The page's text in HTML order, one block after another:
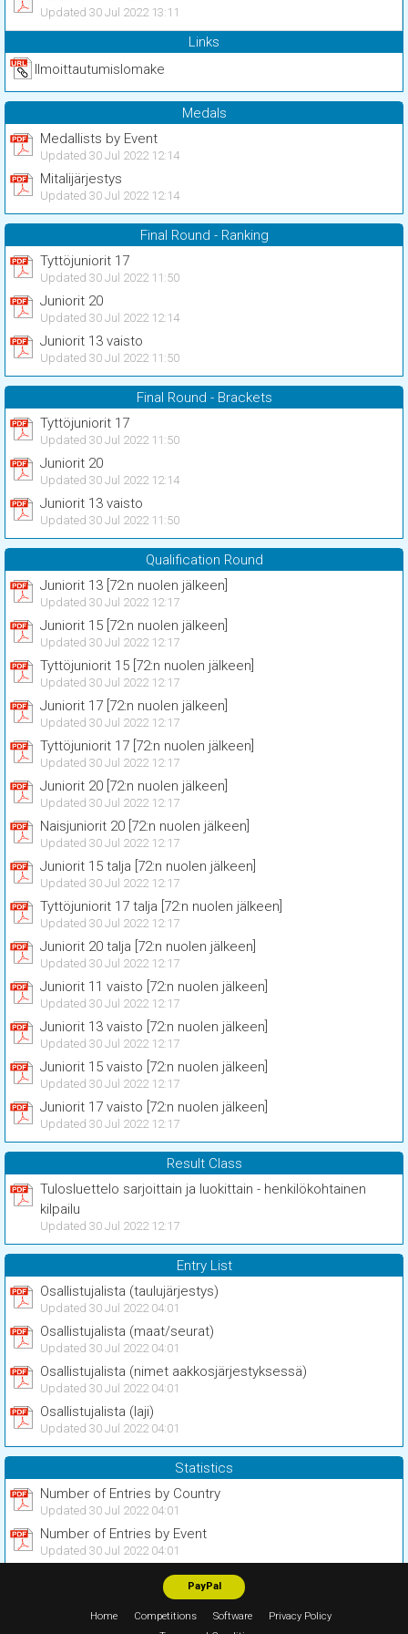
Updated 30 Jul 2022 13:11
Links
Ilmoittautumislomake
Medals
Medallists by Event
Updated 30 Jul 2022 12:14
Mitalijärjestys
Updated 30 Jul 2022 12:14
Final Round - Ranking
Tyttöjuniorit 17
Updated 30 Jul 2022 11:50
Juniorit 20
Updated 30 Jul 2022 12:14
Juniorit 13 vaisto
Updated 30 Jul 2022 11:50
Final Round - Brackets
Tyttöjuniorit 17
Updated 30 Jul 2022 11:50
Juniorit 20
Updated 30 Jul 2022 12:14
Juniorit 13 vaisto
Updated 30 Jul 2022 11:50
Qualification Round
Juniorit 13 [72:n nuolen jälkeen]
Updated 30 Jul 2022 12:17
Juniorit 15 [72:n nuolen jälkeen]
Updated 30 Jul 2022 12:17
Tyttöjuniorit 15 [72:n nuolen jälkeen]
Updated 30 Jul 2022 12:17
Juniorit 17 [72:n nuolen jälkeen]
Updated 30 Jul 2022 12:17
Tyttöjuniorit 17 [72:n nuolen jälkeen]
Updated 30 Jul 2022 12:17
Juniorit 20 [72:n nuolen jälkeen]
Updated 30 Jul 2022 12:17
Naisjuniorit 20 [72:n nuolen jälkeen]
Updated 30 Jul 2022 12:17
Juniorit 15 talja [72:n nuolen jälkeen]
Updated 30 Jul 2022 12:17
Tyttöjuniorit 17 talja [72:n nuolen jälkeen]
Updated 30 Jul 2022 12:17
Juniorit 20 talja [72:n nuolen jälkeen]
Updated 30 Jul 2022 12:17
Juniorit 11 vaisto [72:n nuolen jälkeen]
Updated 30 Jul 2022 12:17
Juniorit 13 vaisto [72:n nuolen jälkeen]
Updated 30 Jul 2022 12:17
Juniorit 15 vaisto [72:n nuolen jälkeen]
Updated 30 Jul 2022 12:17
Juniorit 17 vaisto [72:n nuolen jälkeen]
Updated 30 Jul 2022 12:17
Result Class
Tulosluettelo sarjoittain ja luokittain - henkilökohtainen
kilpailu
Updated 30 Jul 2022 12:17
Entry List
Osallistujalista (taulujärjestys)
Updated 30 Jul 2022 04:01
Osallistujalista (maat/seurat)
Updated 30 Jul 2022 04:01
Osallistujalista (nimet aakkosjärjestyksessä)
Updated 30 Jul 2022 04:01
Osallistujalista (laji)
Updated 30 Jul 2022 04:01
Statistics
Number of Entries by Country
Updated 30 Jul 2022 04:01
Number of Entries by Event
Updated 30 Jul 2022 04:01
PayPal
Home Competitions Software
Privacy Policy